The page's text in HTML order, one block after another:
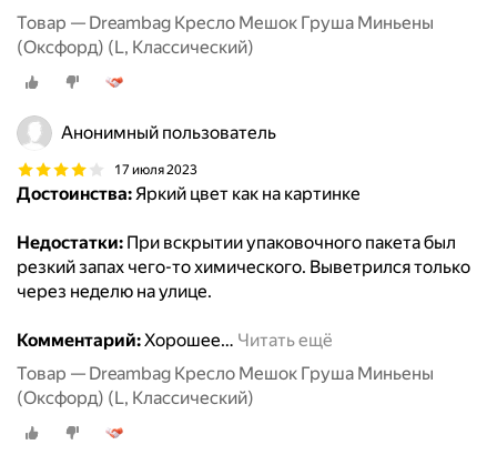
Товар — Dreambag Кресло Мешок Груша Миньены
(Оксфорд) (L, Классический)
Анонимный пользователь
17 июля 2023
Достоинства:Яркий цвет как на картинке
Недостатки: При вскрытии упаковочного пакета был
резкий запах чего-то химического. Выветрился только
через неделю на улице.
Комментарий:Хорошее… Читать ещё
Товар — Dreambag Кресло Мешок Груша Миньены
(Оксфорд) (L, Классический)